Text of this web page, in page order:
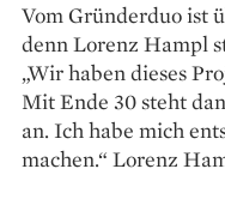
Vom Gründerduo ist
denn Lorenz Hampl
„Wir haben dieses
Mit Ende 30 steht
an. Ich habe mich
machen.“ Lorenz